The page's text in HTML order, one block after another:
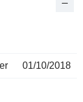
01/10/2018